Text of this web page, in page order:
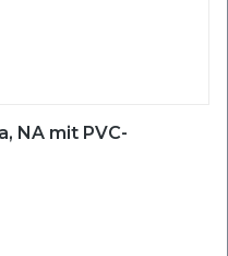
NA mit PVC-